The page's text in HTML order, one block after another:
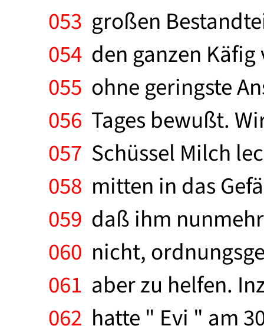
053 großen
054 den ganzen
055 ohne geringste
056 Tages bewußt.
057 Schüssel Milch
058 mitten in das
059 daß ihm
060 nicht,
061 aber zu helfen.
062 hatte " Evi " am